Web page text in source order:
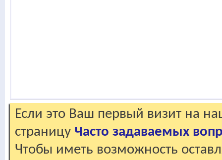
Если это Ваш первый визит на
страницу Часто задаваемых
Чтобы иметь возможность